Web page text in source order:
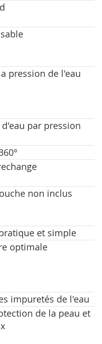
pression de l'eau
par pression
non inclus
et simple
optimale
impuretés de l'eau
de la peau et